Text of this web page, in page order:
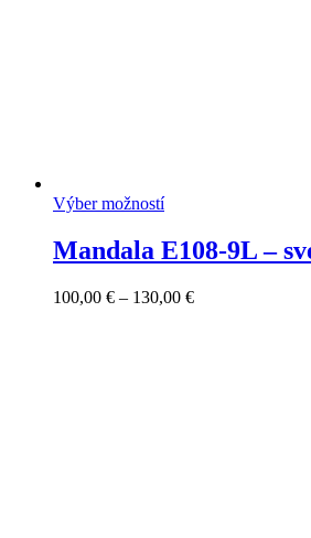
Výber možností
Mandala E108-9L –
100,00 € – 130,00 €Price